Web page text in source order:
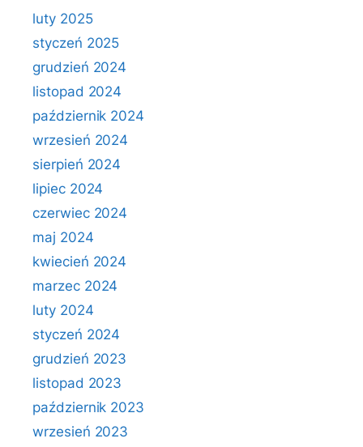
luty 2025
styczeń 2025
grudzień 2024
listopad 2024
październik 2024
wrzesień 2024
sierpień 2024
lipiec 2024
czerwiec 2024
maj 2024
kwiecień 2024
marzec 2024
luty 2024
styczeń 2024
grudzień 2023
listopad 2023
październik 2023
wrzesień 2023